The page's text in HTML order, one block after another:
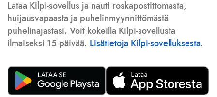
Lataa Kilpi-sovellus ja nauti roskapostittomasta,
huijausvapaasta ja puhelinmyynnittömästä
puhelinajastasi. Voit kokeilla Kilpi-sovellusta
ilmaiseksi 15 päivää. Lisätietoja Kilpi-sovelluksesta.